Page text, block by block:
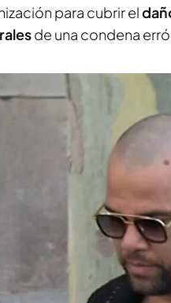
para cubrir el
de una condena